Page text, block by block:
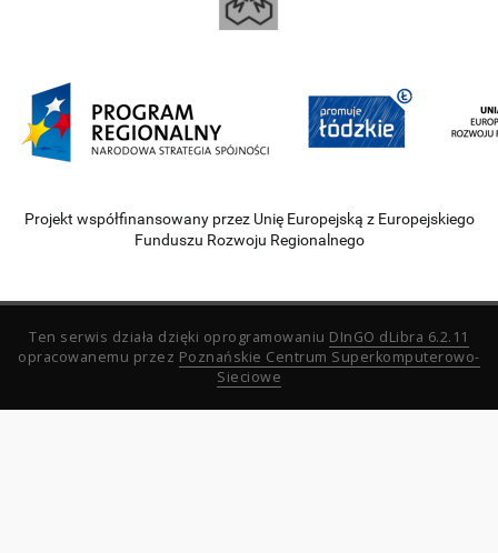
Projekt współfinansowany przez Unię Europejską z Europejskiego
Funduszu Rozwoju Regionalnego
Ten serwis działa dzięki oprogramowaniu DInGO dLibra 6.2.11
opracowanemu przez Poznańskie Centrum Superkomputerowo-
Sieciowe